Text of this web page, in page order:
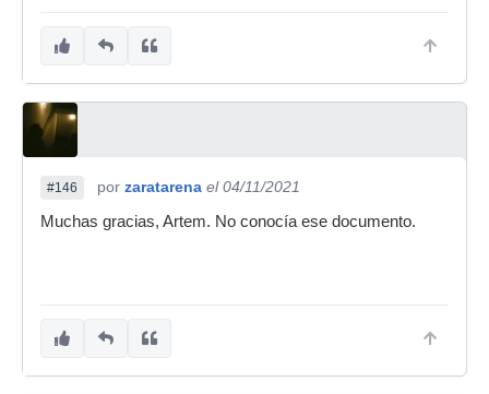
#146 por zaratarena el 04/11/2021
Muchas gracias, Artem. No conocía ese documento.